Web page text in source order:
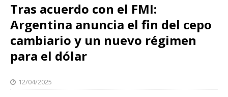
Tras acuerdo con el FMI:
Argentina anuncia el fin del cepo
cambiario y un nuevo régimen
para el dólar
12/04/2025